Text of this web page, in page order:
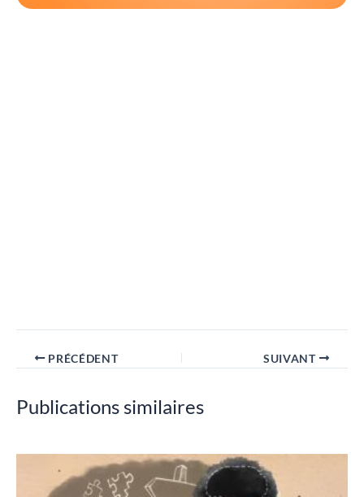
PRÉCÉDENT SUIVANT
Publications similaires